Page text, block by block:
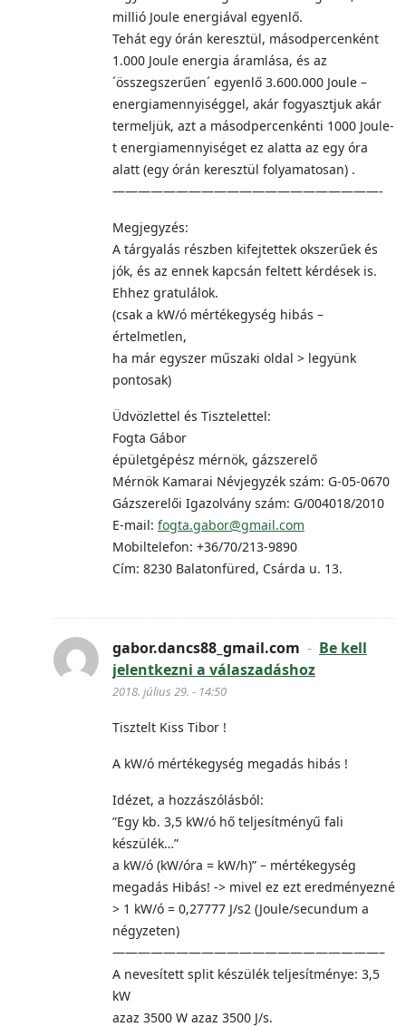
millió Joule energiával egyenlő.
Tehát egy órán keresztül, másodpercenként
1.000 Joule energia áramlása, és az
´összegszerűen´ egyenlő 3.600.000 Joule –
energiamennyiséggel, akár fogyasztjuk akár
termeljük, azt a másodpercenkénti 1000 Joule-
t energiamennyiséget ez alatta az egy óra
alatt (egy órán keresztül folyamatosan) .
—————————————————————-
Megjegyzés:
A tárgyalás részben kifejtettek okszerűek és
jók, és az ennek kapcsán feltett kérdések is.
Ehhez gratulálok.
(csak a kW/ó mértékegység hibás –
értelmetlen,
ha már egyszer műszaki oldal > legyünk
pontosak)
Üdvözlettel és Tisztelettel:
Fogta Gábor
épületgépész mérnök, gázszerelő
Mérnök Kamarai Névjegyzék szám: G-05-0670
Gázszerelői Igazolvány szám: G/004018/2010
E-mail: fogta.gabor@gmail.com
Mobiltelefon: +36/70/213-9890
Cím: 8230 Balatonfüred, Csárda u. 13.
gabor.dancs88_gmail.com - Be kell
jelentkezni a válaszadáshoz
2018. július 29. - 14:50
Tisztelt Kiss Tibor !
A kW/ó mértékegység megadás hibás !
Idézet, a hozzászólásból:
”Egy kb. 3,5 kW/ó hő teljesítményű fali
készülék…”
a kW/ó (kW/óra = kW/h)” – mértékegység
megadás Hibás! -> mivel ez ezt eredményezné
> 1 kW/ó = 0,27777 J/s2 (Joule/secundum a
négyzeten)
—————————————————————–
A nevesített split készülék teljesítménye: 3,5
kW
azaz 3500 W azaz 3500 J/s.